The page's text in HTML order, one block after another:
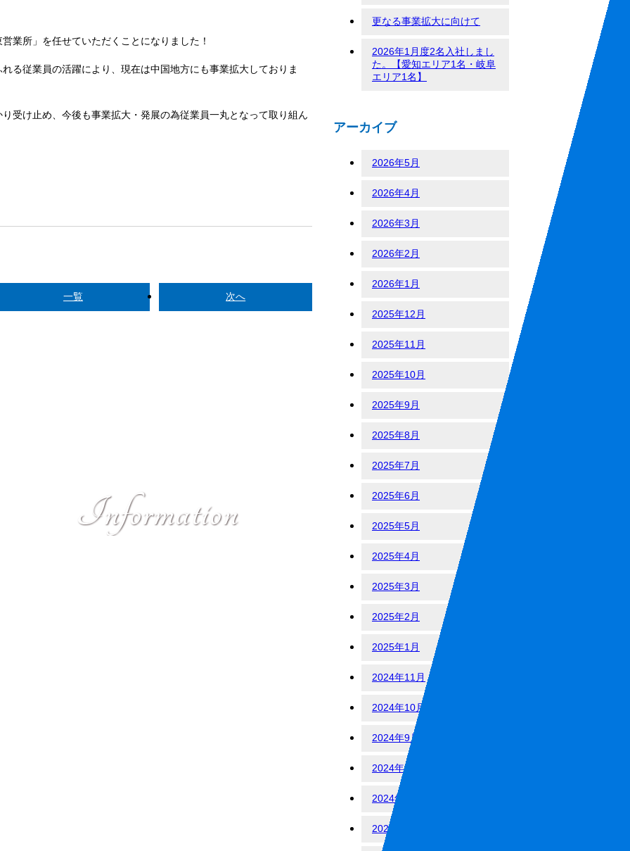
Information
業所」を任せていただくことになりました！
る従業員の活躍により、現在は中国地方にも事業拡大しておりま
受け止め、今後も事業拡大・発展の為従業員一丸となって取り組ん
一覧 次へ
更なる事業拡大に向けて
2026年1月度2名入社しまし
た。【愛知エリア1名・岐阜
エリア1名】
アーカイブ
2026年5月
2026年4月
2026年3月
2026年2月
2026年1月
2025年12月
2025年11月
2025年10月
2025年9月
2025年8月
2025年7月
2025年6月
2025年5月
2025年4月
2025年3月
2025年2月
2025年1月
2024年11月
2024年10月
2024年9月
2024年8月
2024年7月
2024年6月